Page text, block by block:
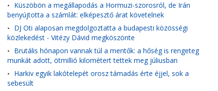
• Küszöbön a megállapodás a Hormuzi-szorosról, de Irán
benyújtotta a számlát: elképesztő árat követelnek
• DJ Oti alaposan megdolgoztatta a budapesti közösségi
közlekedést - Vitézy Dávid megköszönte
• Brutális hónapon vannak túl a mentők: a hőség is rengeteg
munkát adott, ötmillió kilométert tettek meg júliusban
• Harkiv egyik lakótelepét orosz támadás érte éjjel, sok a
sebesült